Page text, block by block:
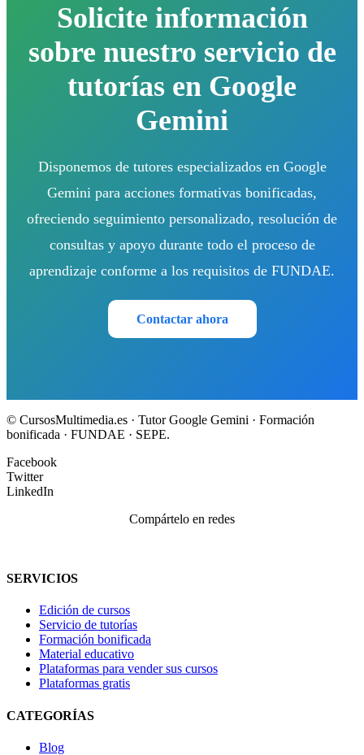
Solicite información
sobre nuestro servicio de
tutorías en Google
Gemini
Disponemos de tutores especializados en Google
Gemini para acciones formativas bonificadas,
ofreciendo seguimiento personalizado, resolución de
consultas y apoyo durante todo el proceso de
aprendizaje conforme a los requisitos de FUNDAE.
Contactar ahora
© CursosMultimedia.es · Tutor Google Gemini · Formación
bonificada · FUNDAE · SEPE.
Facebook
Twitter
LinkedIn
Compártelo en redes
SERVICIOS
Edición de cursos
Servicio de tutorías
Formación bonificada
Material educativo
Plataformas para vender sus cursos
Plataformas gratis
CATEGORÍAS
Blog